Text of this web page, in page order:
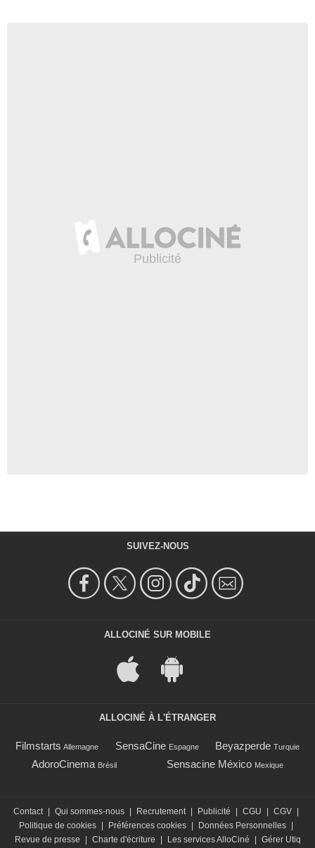
SUIVEZ-NOUS
ALLOCINÉ SUR MOBILE
ALLOCINÉ À L'ÉTRANGER
Filmstarts Allemagne SensaCine Espagne Beyazperde Turquie
AdoroCinema Brésil Sensacine México Mexique
Contact | Qui sommes-nous | Recrutement | Publicité | CGU | CGV |
Politique de cookies | Préférences cookies | Données Personnelles |
Revue de presse
| Charte d'écriture | Les services AlloCiné | Gérer Utiq